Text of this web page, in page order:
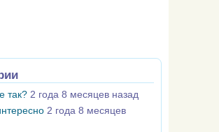
так? 2 года 8 месяцев назад
2 года 8 месяцев